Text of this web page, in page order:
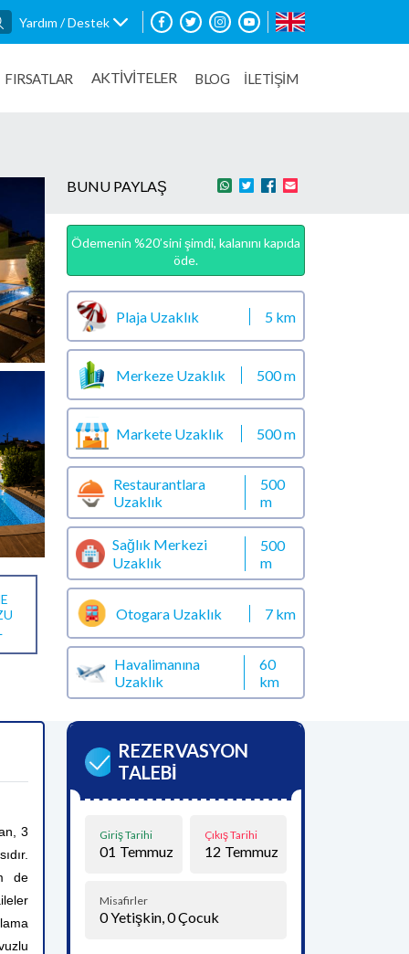
Yardım / Destek
FIRSATLAR AKTİVİTELER BLOG İLETİŞİM
BUNU PAYLAŞ
Ödemenin %20’sini şimdi, kalanını kapıda
öde.
Plaja Uzaklık 5 km
Merkeze Uzaklık 500 m
Markete Uzaklık 500 m
Restaurantlara
Uzaklık
500
m
Sağlık Merkezi
Uzaklık
500
m
Otogara Uzaklık 7 km
Havalimanına
Uzaklık
60
km
3
de
REZERVASYON
TALEBİ
Giriş Tarihi
01 Temmuz
Çıkış Tarihi
12 Temmuz
Misafirler
0Yetişkin,0Çocuk